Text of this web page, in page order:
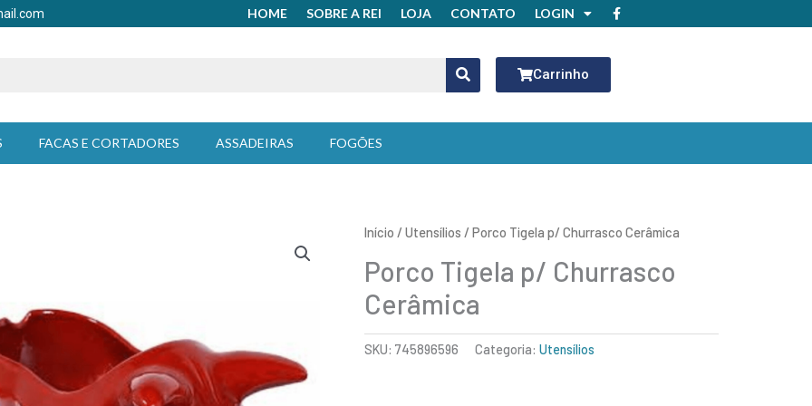
HOME SOBRE A REI LOJA CONTATO LOGIN
F
a
Carrinho
FACAS E CORTADORES ASSADEIRAS FOGÕES
Início / Utensílios / Porco Tigela p/ Churrasco Cerâmica
Porco Tigela p/ Churrasco
Cerâmica
SKU: 745896596 Categoria: Utensílios